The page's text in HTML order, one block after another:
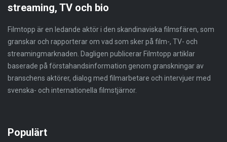
streaming, TV och bio
Filmtopp är en ledande aktör i den skandinaviska filmsfären, som
granskar och rapporterar om vad som sker på film-, TV- och
streamingmarknaden. Dagligen publicerar Filmtopp artiklar
baserade på förstahandsinformation genom granskningar av
branschens aktörer, dialog med filmarbetare och intervjuer med
svenska- och internationella filmstjärnor.
Populärt